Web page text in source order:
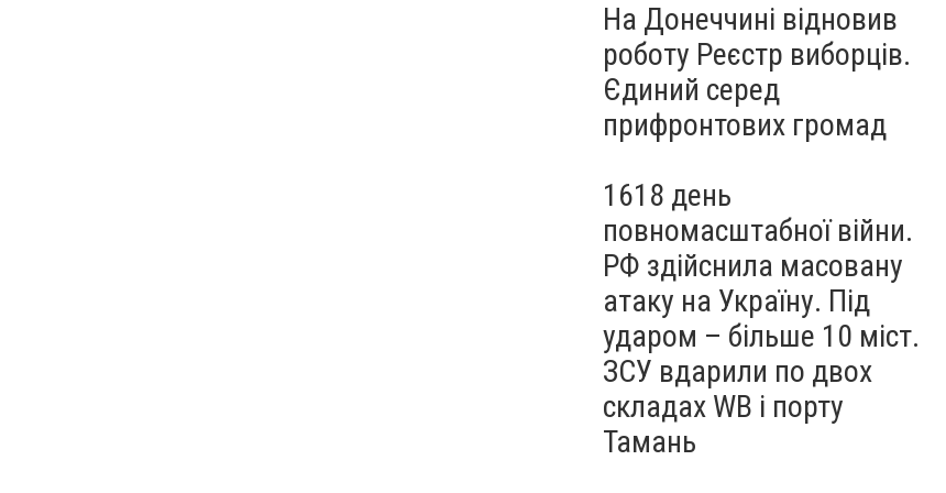
новому українському
фільмі, - ФОТО
На Донеччині відновив
роботу Реєстр виборців.
Єдиний серед
прифронтових громад
1618 день
повномасштабної війни.
РФ здійснила масовану
атаку на Україну. Під
ударом – більше 10 міст.
ЗСУ вдарили по двох
складах WB і порту
Тамань